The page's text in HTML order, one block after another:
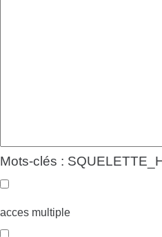
Mots-clés :
acces multiple